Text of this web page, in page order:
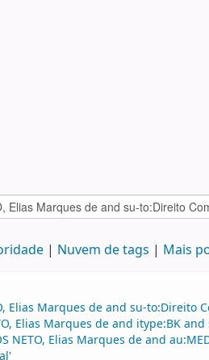
Nuvem de tags Mais
Marques de and su-to:Direito
Elias Marques de and itype:BK
Elias Marques de and